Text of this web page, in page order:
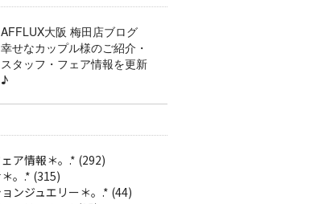
AFFLUX大阪 梅田店ブログ
幸せなカップル様のご紹介・
スタッフ・フェア情報を更新
♪
ア情報＊。.* (292)
。.* (315)
ンジュエリー＊。.* (44)